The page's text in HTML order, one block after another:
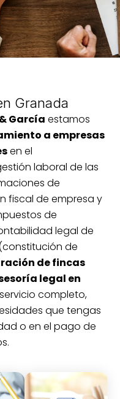
Granada
García estamos
a empresas
en el
laboral de las
de
fiscal de empresa y
de
legal de
de
de fincas
legal en
completo,
que tengas
o en el pago de